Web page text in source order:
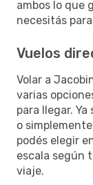
ambos lo que
necesitás
Vuelos
Volar a
varias
para llegar.
o
podés elegir
escala según
viaje.